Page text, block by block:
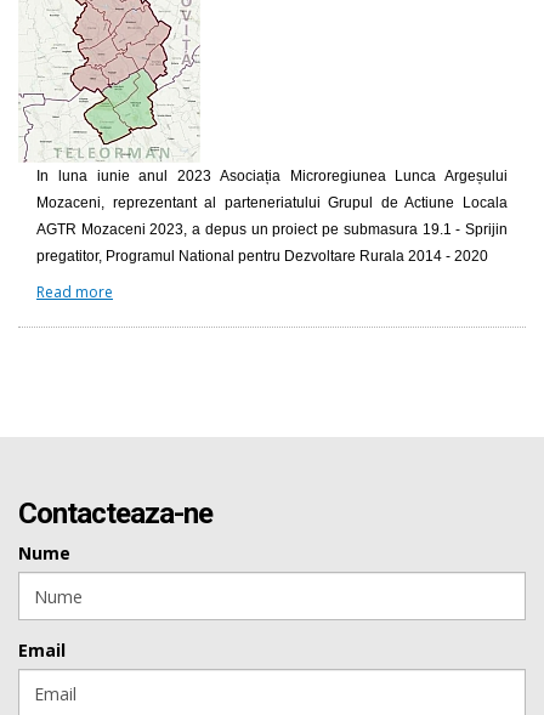
In luna iunie anul 2023 Asociația Microregiunea Lunca Argeșului
Mozaceni, reprezentant al parteneriatului Grupul de Actiune Locala
AGTR Mozaceni 2023, a depus un proiect pe submasura 19.1 - Sprijin
pregatitor, Programul National pentru Dezvoltare Rurala 2014 - 2020
Read more
Contacteaza-ne
Nume
Email